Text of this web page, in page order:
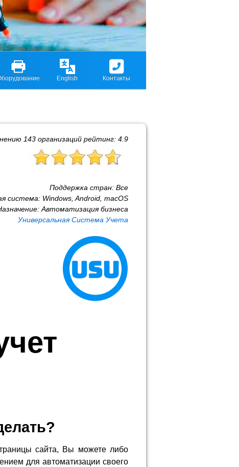
English Контакты
143 организаций рейтинг: 4.9
Поддержка стран: Все
система: Windows, Android, macOS
Автоматизация бизнеса
Универсальная Система Учета
сайта, Вы можете либо
для автоматизации своего